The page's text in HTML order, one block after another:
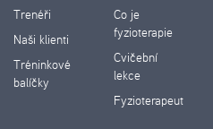
Trenéři
Naši klienti
Tréninkové
balíčky
Co je
fyzioterapie
Cvičební
lekce
Fyzioterapeut